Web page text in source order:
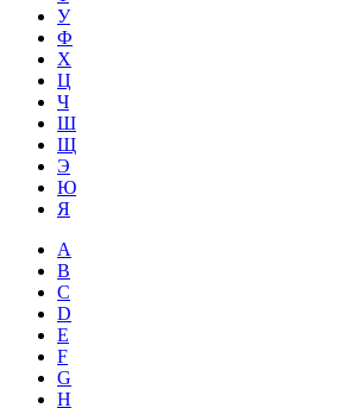
У
Ф
Х
Ц
Ч
Ш
Щ
Э
Ю
Я
A
B
C
D
E
F
G
H